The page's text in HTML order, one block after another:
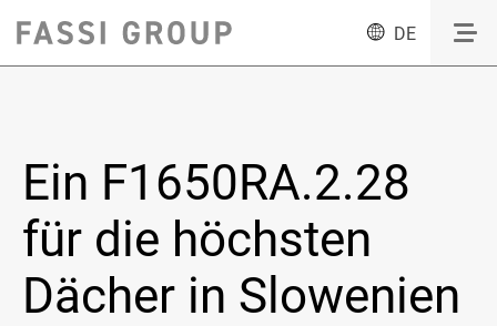
DE
Ein F1650RA.2.28
für die höchsten
Dächer in Slowenien